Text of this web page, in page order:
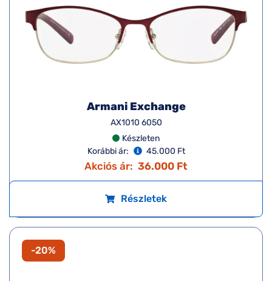
Armani Exchange
AX1010 6050
Készleten
Korábbi ár:
45.000 Ft
Akciós ár: 36.000 Ft
Részletek
-20%